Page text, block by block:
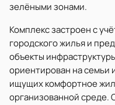
зелёными зонами.
Комплекс застроен с
городского жилья и
объекты
ориентирован на семьи
ищущих комфортное
организованной среде.